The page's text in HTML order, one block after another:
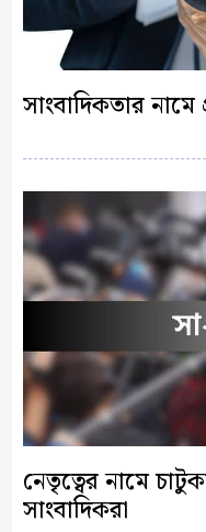
সাংবাদিকতার
নেতৃত্বের নামে
সাংবাদিকরা